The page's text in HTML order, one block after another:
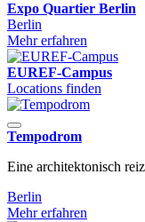
Expo Quartier Berlin
Berlin
Mehr erfahren
EUREF-Campus
Locations finden
Tempodrom
Eine architektonisch
Berlin
Mehr erfahren